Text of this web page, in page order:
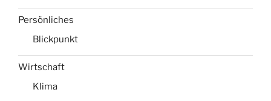
Persönliches
Blickpunkt
Wirtschaft
Klima